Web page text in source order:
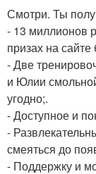
Смотри. Ты
- 13 миллионов
призах на
- Две
и Юлии
угодно;.
- Доступное и
-
смеяться до
- Поддержку и